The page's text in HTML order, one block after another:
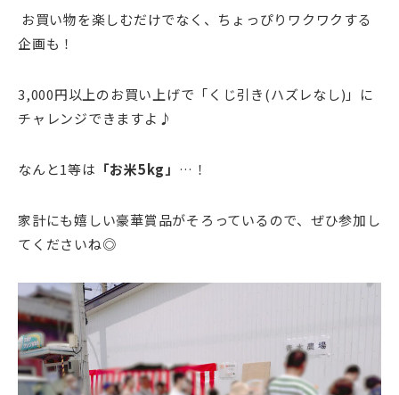
お買い物を楽しむだけでなく、ちょっぴりワクワクする
企画も！
3,000円以上のお買い上げで「くじ引き(ハズレなし)」に
チャレンジできますよ♪
なんと1等は 「お米5kg」 …！
家計にも嬉しい豪華賞品がそろっているので、ぜひ参加し
てくださいね◎